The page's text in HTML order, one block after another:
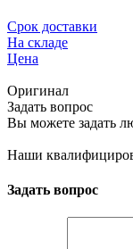
Срок доставки
На складе
Цена
Оригинал
Задать вопрос
Вы можете задать
Наши
Задать вопрос